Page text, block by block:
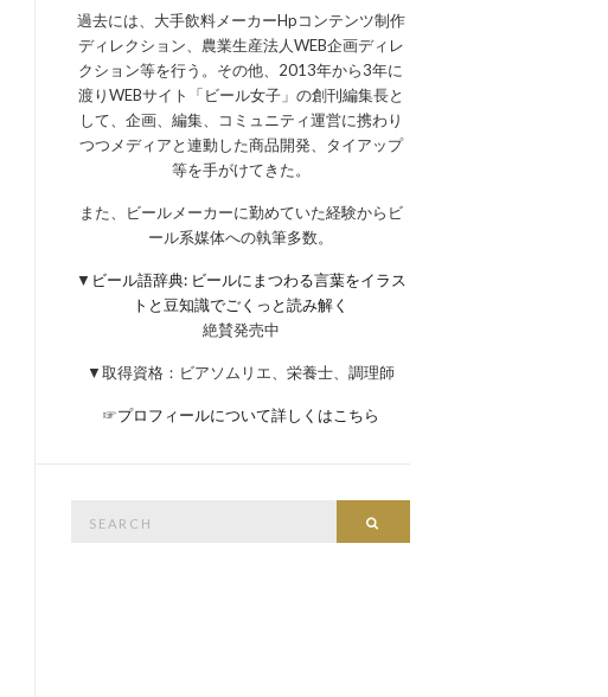
過去には、大手飲料メーカーHpコンテンツ制作
ディレクション、農業生産法人WEB企画ディレ
クション等を行う。その他、2013年から3年に
渡りWEBサイト「ビール女子」の創刊編集長と
して、企画、編集、コミュニティ運営に携わり
つつメディアと連動した商品開発、タイアップ
等を手がけてきた。
また、ビールメーカーに勤めていた経験からビ
ール系媒体への執筆多数。
▼ ビール語辞典: ビールにまつわる言葉をイラス
トと豆知識でごくっと読み解く
絶賛発売中
▼取得資格：ビアソムリエ、栄養士、調理師
☞プロフィールについて詳しくはこちら